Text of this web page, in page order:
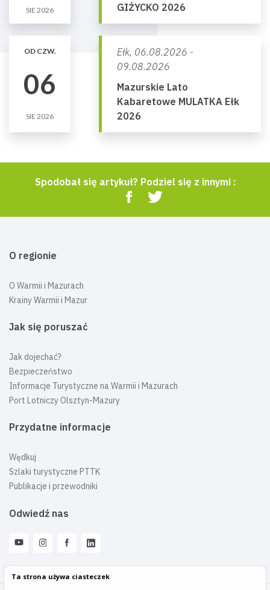
Ta strona używa ciasteczek
SIE 2026
GIŻYCKO 2026
OD CZW.
06
SIE 2026
Ełk, 06.08.2026 -
09.08.2026
Mazurskie Lato
Kabaretowe MULATKA Ełk
2026
Spodobał się artykuł? Podziel się z innymi :
O regionie
O Warmii i Mazurach
Krainy Warmii i Mazur
Jak się poruszać
Jak dojechać?
Bezpieczeństwo
Informacje Turystyczne na Warmii i Mazurach
Port Lotniczy Olsztyn-Mazury
Przydatne informacje
Wędkuj
Szlaki turystyczne PTTK
Publikacje i przewodniki
Odwiedź nas